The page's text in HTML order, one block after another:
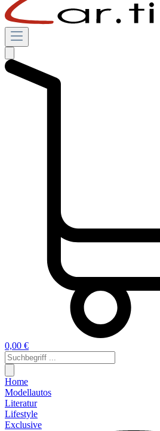
0,00 €
Home
Modellautos
Literatur
Lifestyle
Exclusive